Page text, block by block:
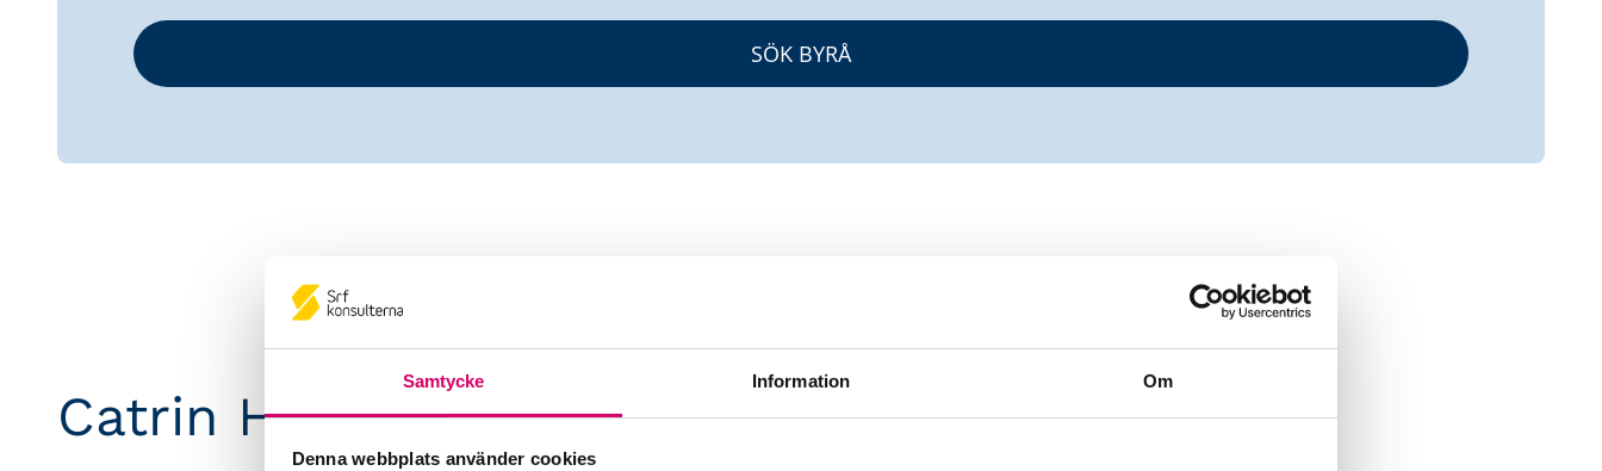
Samtycke Information Om
Denna webbplats använder cookies
Catrin Höglund